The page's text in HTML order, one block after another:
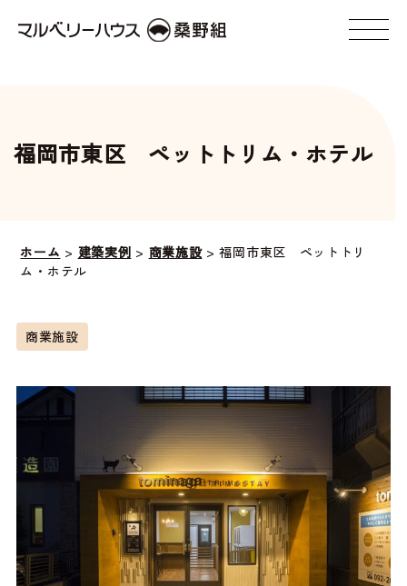
福岡市東区 ペットトリム・ホテル
ホーム > 建築実例 > 商業施設>福岡市東区 ペットトリ
ム・ホテル
商業施設